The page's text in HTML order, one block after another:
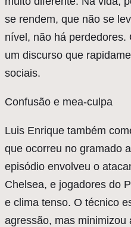
se rendem, que não se
nível, não há perdedores.
um discurso que
sociais.
Confusão e mea-culpa
Luis Enrique também
que ocorreu no gramado
episódio envolveu o
Chelsea, e jogadores do
e clima tenso. O técnico
agressão, mas